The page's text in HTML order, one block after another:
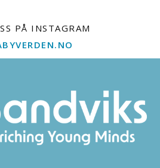
PÅ INSTAGRAM